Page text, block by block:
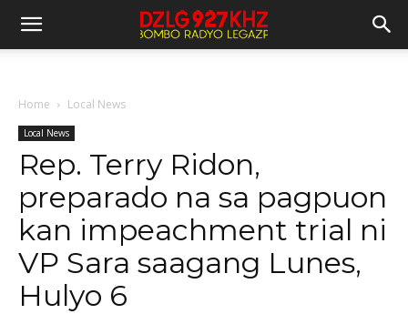
Home Local News
Local News
Rep. Terry Ridon,
preparado na sa pagpuon
kan impeachment trial ni
VP Sara saagang Lunes,
Hulyo 6